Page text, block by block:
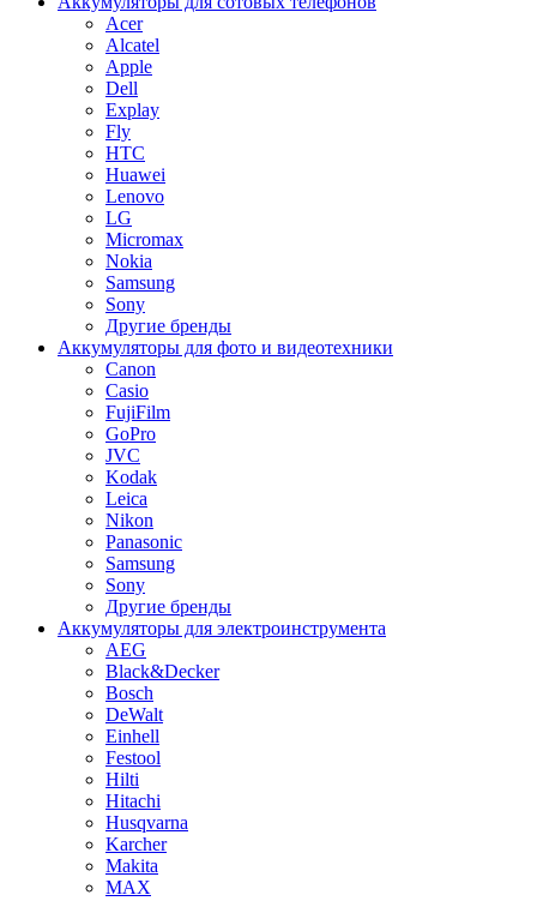
Acer
Alcatel
Apple
Dell
Explay
Fly
HTC
Huawei
Lenovo
LG
Micromax
Nokia
Samsung
Sony
Другие бренды
Аккумуляторы для фото и видеотехники
Canon
Casio
FujiFilm
GoPro
JVC
Kodak
Leica
Nikon
Panasonic
Samsung
Sony
Другие бренды
Аккумуляторы для электроинструмента
AEG
Black&Decker
Bosch
DeWalt
Einhell
Festool
Hilti
Hitachi
Husqvarna
Karcher
Makita
MAX